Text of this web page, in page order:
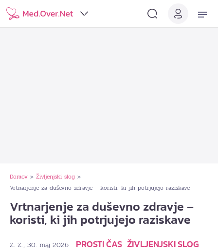
Domov » Življenjski slog »
Vrtnarjenje za duševno zdravje – koristi, ki jih potrjujejo raziskave
Vrtnarjenje za duševno zdravje –
koristi, ki jih potrjujejo raziskave
Z. Z., 30. maj 2026 PROSTI ČAS ŽIVLJENJSKI SLOG